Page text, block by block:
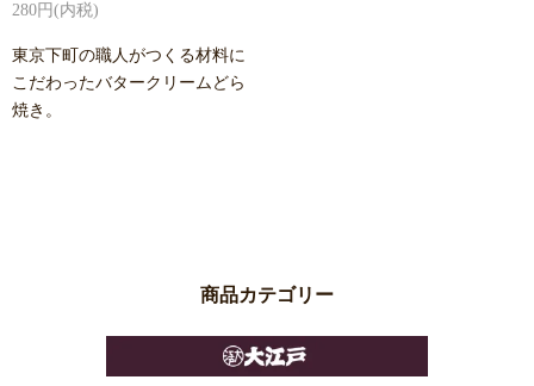
280円(内税)
東京下町の職人がつくる材料に
こだわったバタークリームどら
焼き。
商品カテゴリー